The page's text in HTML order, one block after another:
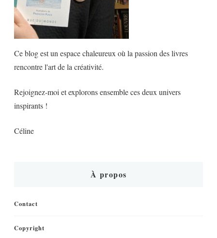
Ce blog est un espace chaleureux où la passion des livres
rencontre l'art de la créativité.
Rejoignez-moi et explorons ensemble ces deux univers
inspirants !
Céline
À propos
Contact
Copyright